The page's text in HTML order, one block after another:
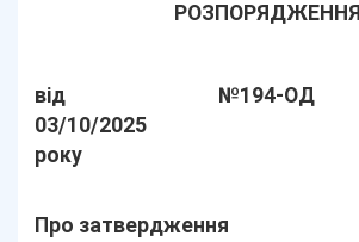
РОЗПОРЯДЖЕННЯ
від
03/10/2025
року
№194-ОД
Про затвердження